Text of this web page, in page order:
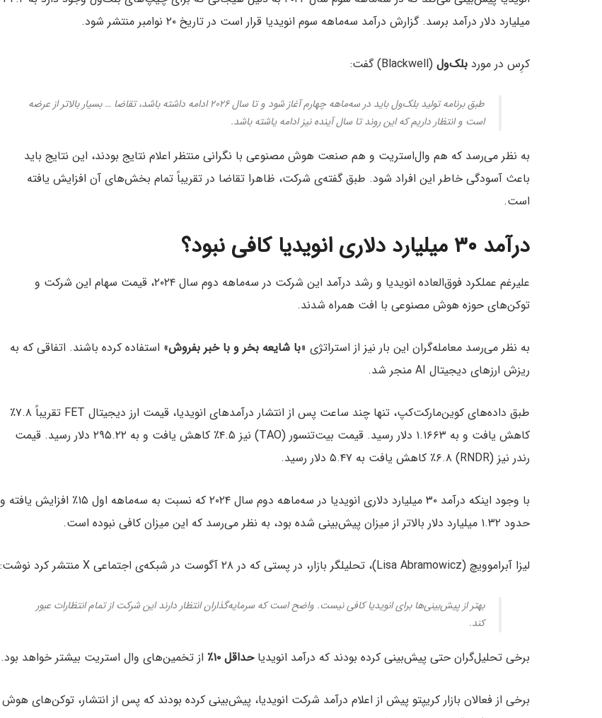
میلیارد دلار درآمد برسد. گزارش درآمد سه‌ماهه سوم انویدیا قرار است در تاریخ ۲۰ نوامبر منتشر شود.
کرِس در مورد بلک‌ول (Blackwell) گفت:
طبق برنامه تولید بلک‌ول باید در سه‌ماهه چهارم آغاز شود و تا سال ۲۰۲۶ ادامه داشته باشد، تقاضا … بسیار بالاتر از عرضه
است و انتظار داریم که این روند تا سال آینده نیز ادامه یاشته باشد.
به نظر می‌رسد که هم وال‌استریت و هم صنعت هوش مصنوعی با نگرانی منتظر اعلام نتایج بودند، این نتایج باید
باعث آسودگی خاطر این افراد شود. طبق گفته‌ی شرکت، ظاهرا تقاضا در تقریباً تمام بخش‌های آن افزایش یافته
است.
درآمد ۳۰ میلیارد دلاری انویدیا کافی نبود؟
علیرغم عملکرد فوق‌العاده انویدیا و رشد درآمد این شرکت در سه‌ماهه دوم سال ۲۰۲۴، قیمت سهام این شرکت و
توکن‌های حوزه هوش مصنوعی با افت همراه شدند.
به نظر می‌رسد معامله‌گران این بار نیز از استراتژی «با شایعه بخر و با خبر بفروش» استفاده کرده باشند. اتفاقی که به
ریزش ارزهای دیجیتال AI منجر شد.
طبق داده‌های کوین‌مارکت‌کپ، تنها چند ساعت پس از انتشار درآمدهای انویدیا، قیمت ارز دیجیتال FET تقریباً ۷.۸٪
کاهش یافت و به ۱.۱۶۶۳ دلار رسید. قیمت بیت‌تنسور (TAO) نیز ۴.۵٪ کاهش یافت و به ۲۹۵.۲۲ دلار رسید. قیمت
رندر نیز (RNDR) ٪۶.۸ کاهش یافت به ۵.۴۷ دلار رسید.
با وجود اینکه درآمد ۳۰ میلیارد دلاری انویدیا در سه‌ماهه دوم سال ۲۰۲۴ که نسبت به سه‌ماهه اول ۱۵٪ افزایش یافته و
حدود ۱.۳۲ میلیارد دلار بالاتر از میزان پیش‌بینی شده بود، به نظر می‌رسد که این میزان کافی نبوده است.
لیزا آبراموویچ (Lisa Abramowicz)، تحلیلگر بازار، در پستی که در ۲۸ آگوست در شبکه‌ی اجتماعی X منتشر کرد نوشت:
بهتر از پیش‌بینی‌ها برای انویدیا کافی نیست. واضح است که سرمایه‌گذاران انتظار دارند این شرکت از تمام انتظارات عبور
کند.
برخی تحلیل‌گران حتی پیش‌بینی کرده بودند که درآمد انویدیاحداقل ۱۰٪ از تخمین‌های وال استریت بیشتر خواهد بود.
برخی از فعالان بازار کریپتو پیش از اعلام درآمد شرکت انویدیا، پیش‌بینی کرده بودند که پس از انتشار، توکن‌های هوش